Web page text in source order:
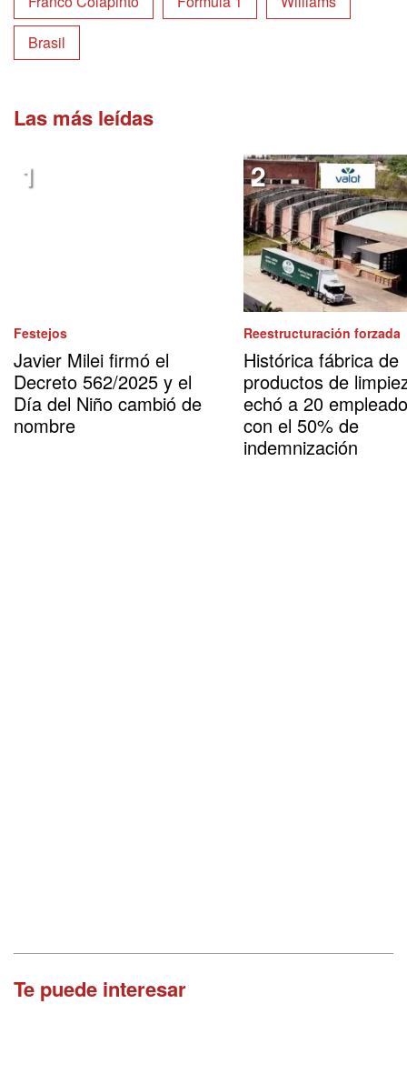
Brasil
Las más leídas
Festejos
Javier Milei firmó el
Decreto 562/2025 y el
Día del Niño cambió de
nombre
Reestructuración forzada
Histórica fábrica de
productos de
echó a 20
con el 50% de
indemnización
Te puede interesar